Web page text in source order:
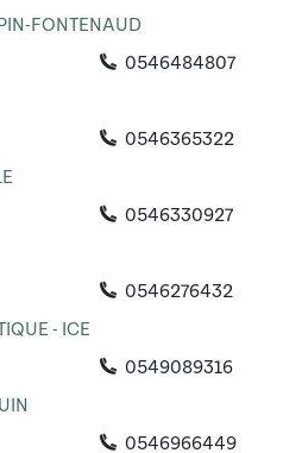
FONTENAUD
0546484807
0546365322
0546330927
0546276432
- ICE
0549089316
0546966449